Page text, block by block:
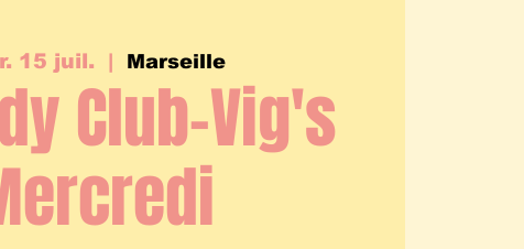
15 juil.
  |
Marseille
Club-Vig's